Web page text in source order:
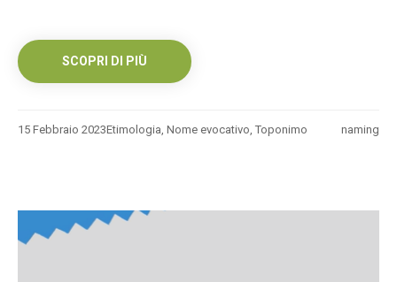
SCOPRI DI PIÙ
15 Febbraio 2023 naming
Etimologia Nome evocativo Toponimo